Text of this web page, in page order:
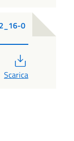
0
Scarica